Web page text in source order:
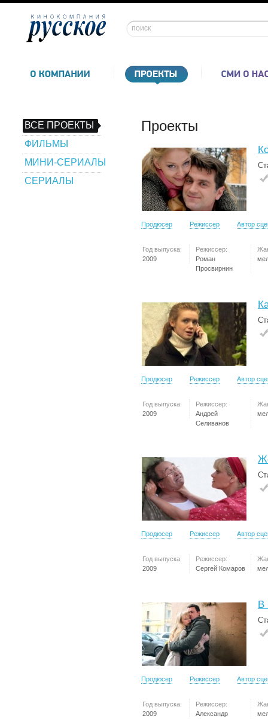
ВСЕ ПРОЕКТЫ
ФИЛЬМЫ
МИНИ-СЕРИАЛЫ
СЕРИАЛЫ
Проекты
Продюсер Режиссер Автор
Год выпуска:
2009
Режиссер:
Роман
Просвирнин
Продюсер Режиссер Автор
Год выпуска:
2009
Режиссер:
Андрей
Селиванов
Продюсер Режиссер Автор
Год выпуска:
2009
Режиссер:
Сергей Комаров
В
Продюсер Режиссер Автор
Год выпуска:
2009
Режиссер:
Александр